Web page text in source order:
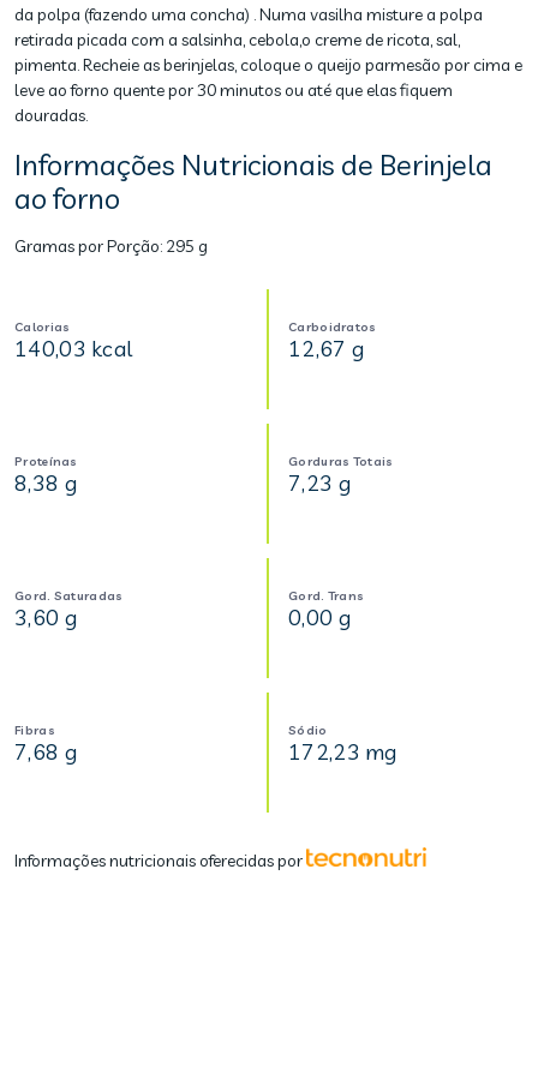
da polpa (fazendo uma concha) . Numa vasilha misture a polpa
retirada picada com a salsinha, cebola,o creme de ricota, sal,
pimenta. Recheie as berinjelas, coloque o queijo parmesão por cima e
leve ao forno quente por 30 minutos ou até que elas fiquem
douradas.
Informações Nutricionais de Berinjela
ao forno
Gramas por Porção: 295 g
Calorias
140,03 kcal
Carboidratos
12,67 g
Proteínas
8,38 g
Gorduras Totais
7,23 g
Gord. Saturadas
3,60 g
Gord. Trans
0,00 g
Fibras
7,68 g
Sódio
172,23 mg
Informações nutricionais oferecidas por